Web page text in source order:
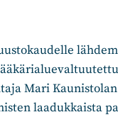
Mari
laadukkaista